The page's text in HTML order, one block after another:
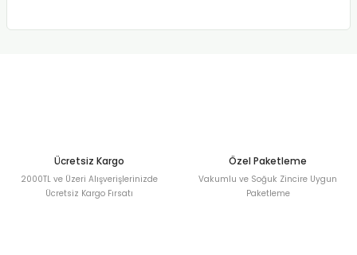
Ücretsiz Kargo
2000TL ve Üzeri Alışverişlerinizde
Ücretsiz Kargo Fırsatı
Özel Paketleme
Vakumlu ve Soğuk Zincire Uygun
Paketleme